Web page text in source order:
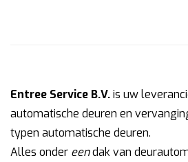
Entree Service B.V.is uw
automatische deuren en
typen automatische deuren.
Alles onder eendak van